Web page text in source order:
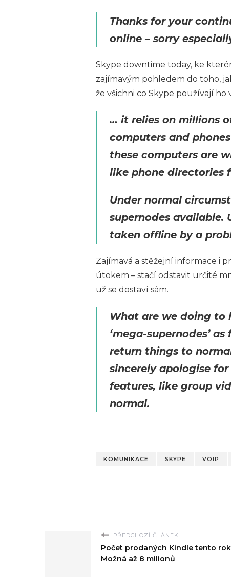
Thanks for your
online – sorry
Skype downtime today, ke
zajímavým pohledem do toho,
že všichni co Skype používají
… it relies on millions
computers and
these computers are
like phone directories
Under normal
supernodes available.
taken offline by a
Zajímavá a stěžejní informace i
útokem – stačí odstavit určité
už se dostaví sám.
What are we doing to
‘mega-supernodes’
return things to
sincerely apologise
features, like group
normal.
KOMUNIKACE SKYPE VOIP
PŘEDCHOZÍ ČLÁNEK
Počet prodaných Kindle tento
Možná až 8 milionů